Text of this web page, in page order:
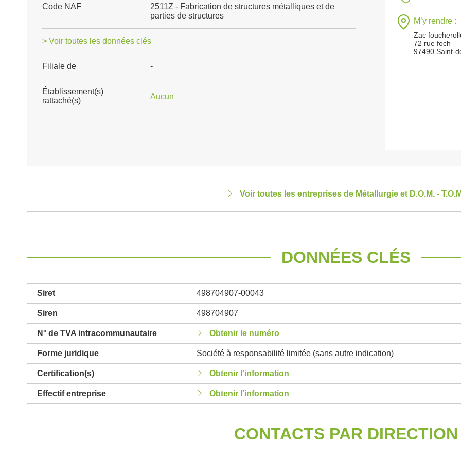
Code NAF
2511Z - Fabrication de structures métalliques et de
parties de structures
> Voir toutes les données clés
Filiale de -
Établissement(s)
rattaché(s)
Aucun
M’y rendre :
Zac
72 rue foch
97490 Saint-
Voir toutes les entreprises de Métallurgie et D.O.M. -
DONNÉES CLÉS
Siret 498704907-00043
Siren 498704907
N° de TVA intracommunautaire Obtenir le numéro
Forme juridique Société à responsabilité limitée (sans autre indication)
Certification(s) Obtenir l'information
Effectif entreprise Obtenir l'information
CONTACTS PAR DIRECTION